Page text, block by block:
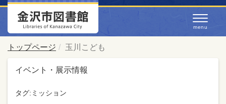
トップページ 玉川こども
イベント・展示情報
タグ:ミッション